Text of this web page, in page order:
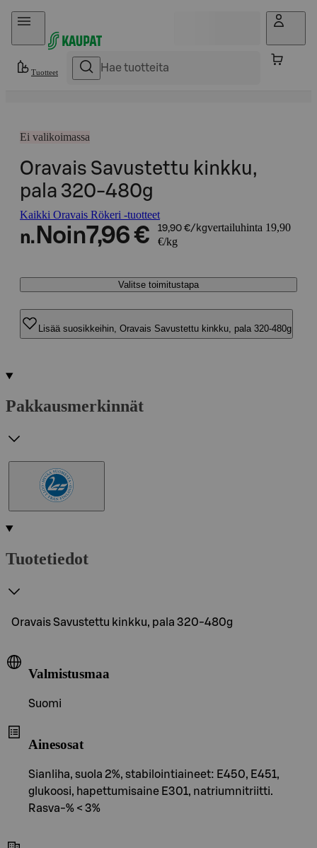
Hyppää sisältöön
Tuotteet
Ei valikoimassa
Oravais Savustettu kinkku,
pala 320-480g
Kaikki Oravais Rökeri -tuotteet
n. Noin7,96 € 19,90 €/kgvertailuhinta 19,90
€/kg
Valitse toimitustapa
Lisää suosikkeihin, Oravais Savustettu kinkku, pala 320-480g
Pakkausmerkinnät
Tuotetiedot
Oravais Savustettu kinkku, pala 320-480g
Valmistusmaa
Suomi
Ainesosat
Sianliha, suola 2%, stabilointiaineet: E450, E451,
glukoosi, hapettumisaine E301, natriumnitriitti.
Rasva-% < 3%